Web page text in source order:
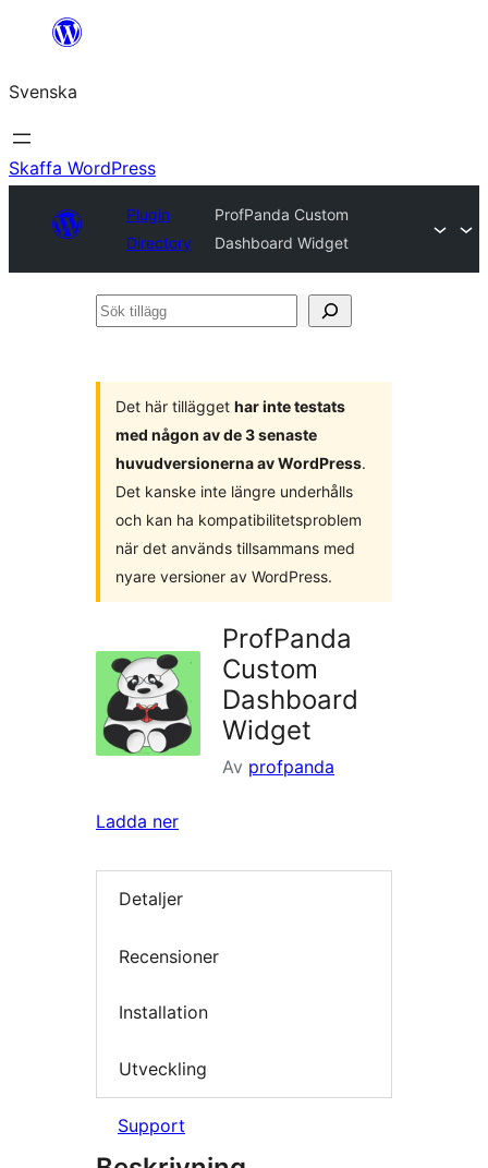
Hoppa
innehåll
Svenska
Skaffa WordPress
Plugin
Directory
ProfPanda Custom
Dashboard Widget
Sök
Det här tillägget har inte testats
med någon av de 3 senaste
huvudversionerna av WordPress.
Det kanske inte längre underhålls
och kan ha kompatibilitetsproblem
när det används tillsammans med
nyare versioner av WordPress.
ProfPanda
Custom
Dashboard
Widget
Av profpanda
Ladda ner
Detaljer
Recensioner
Installation
Utveckling
Support